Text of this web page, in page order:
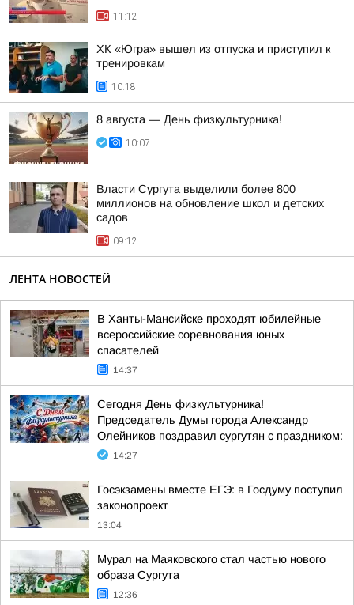
11:12
ХК «Югра» вышел из отпуска и приступил к
тренировкам
10:18
8 августа — День физкультурника!
10:07
Власти Сургута выделили более 800
миллионов на обновление школ и детских
садов
09:12
ЛЕНТА НОВОСТЕЙ
В Ханты-Мансийске проходят юбилейные
всероссийские соревнования юных
спасателей
14:37
Сегодня День физкультурника!
Председатель Думы города Александр
Олейников поздравил сургутян с праздником:
14:27
Госэкзамены вместе ЕГЭ: в Госдуму поступил
законопроект
13:04
Мурал на Маяковского стал частью нового
образа Сургута
12:36